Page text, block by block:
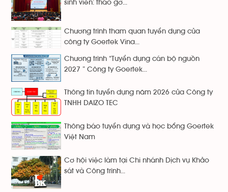
sinh viên: tháo gỡ...
Chương trình tham quan tuyển dụng của
công ty Goertek Vina...
Chương trình “Tuyển dụng cán bộ nguồn
2027 ” Công ty Goertek...
Thông tin tuyển dụng năm 2026 của Công ty
TNHH DAIZO TEC
Thông báo tuyển dụng và học bổng Goertek
Việt Nam
Cơ hội việc làm tại Chi nhánh Dịch vụ Khảo
sát và Công trình...